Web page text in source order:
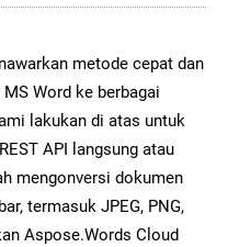
metode cepat dan
Word ke berbagai
lakukan di atas untuk
API langsung atau
mengonversi dokumen
termasuk JPEG, PNG,
Aspose.Words Cloud